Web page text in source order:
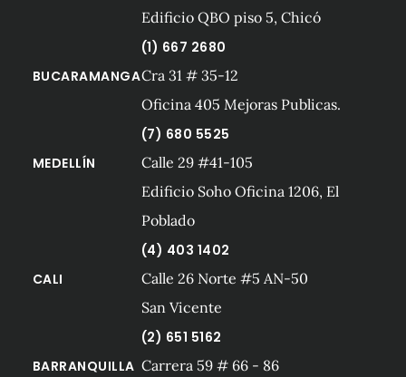
Edificio QBO piso 5, Chicó
(1) 667 2680
BUCARAMANGACra 31 # 35-12
Oficina 405 Mejoras Publicas.
(7) 680 5525
MEDELLÍN
Calle 29 #41-105
Edificio Soho Oficina 1206, El
Poblado
(4) 403 1402
CALI
Calle 26 Norte #5 AN-50
San Vicente
(2) 651 5162
BARRANQUILLA Carrera 59 # 66 - 86